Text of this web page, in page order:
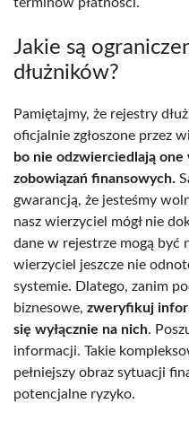
terminów płatności.
Jakie są
dłużników?
Pamiętajmy, że rejestry
oficjalnie zgłoszone przez
bo nie odzwierciedlają one
zobowiązań finansowych.
gwarancją, że jesteśmy
nasz wierzyciel mógł nie
dane w rejestrze mogą być
wierzyciel jeszcze nie
systemie. Dlatego, zanim
biznesowe, zweryfikuj
się wyłącznie na nich.
informacji. Takie
pełniejszy obraz sytuacji
potencjalne ryzyko.